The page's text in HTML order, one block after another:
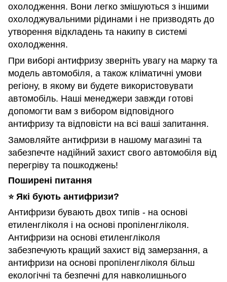
охолодження. Вони легко змішуються з іншими
охолоджувальними рідинами і не призводять до
утворення відкладень та накипу в системі
охолодження.
При виборі антифризу зверніть увагу на марку та
модель автомобіля, а також кліматичні умови
регіону, в якому ви будете використовувати
автомобіль. Наші менеджери завжди готові
допомогти вам з вибором відповідного
антифризу та відповісти на всі ваші запитання.
Замовляйте антифризи в нашому магазині та
забезпечте надійний захист свого автомобіля від
перегріву та пошкоджень!
Поширені питання
⭐️ Які бують антифризи?
Антифризи бувають двох типів - на основі
етиленгліколя і на основі пропіленгліколя.
Антифризи на основі етиленгліколя
забезпечують кращий захист від замерзання, а
антифризи на основі пропіленгліколя більш
екологічні та безпечні для навколишнього